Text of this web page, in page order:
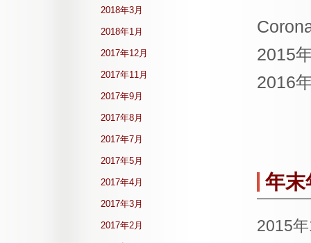
2015
2016
年末
2015
2018年3月
2018年1月
2017年12月
2017年11月
2017年9月
2017年8月
2017年7月
2017年5月
2017年4月
2017年3月
2017年2月